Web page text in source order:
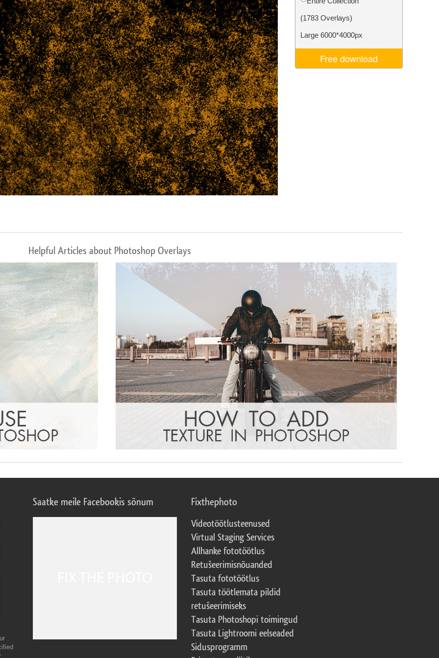
fototöötlus Ehete fotode redigeerimine AI koolitusandmed Video Editing Services
(1783 Overlays)
Large 6000*4000px
Free download
Helpful Articles about Photoshop Overlays
Saatke meile Facebookis sõnum Fixthephoto
Videotöötlusteenused
Virtual Staging Services
Allhanke fototöötlus
Retušeerimisnõuanded
Tasuta fototöötlus
Tasuta töötlemata pildid
retušeerimiseks
Tasuta Photoshopi toimingud
Tasuta Lightroomi eelseaded
Sidusprogramm